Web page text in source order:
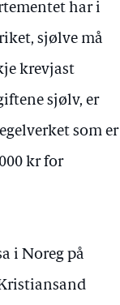
har i
sjølve må
krevjast
sjølv, er
som er
kr for
i Noreg på